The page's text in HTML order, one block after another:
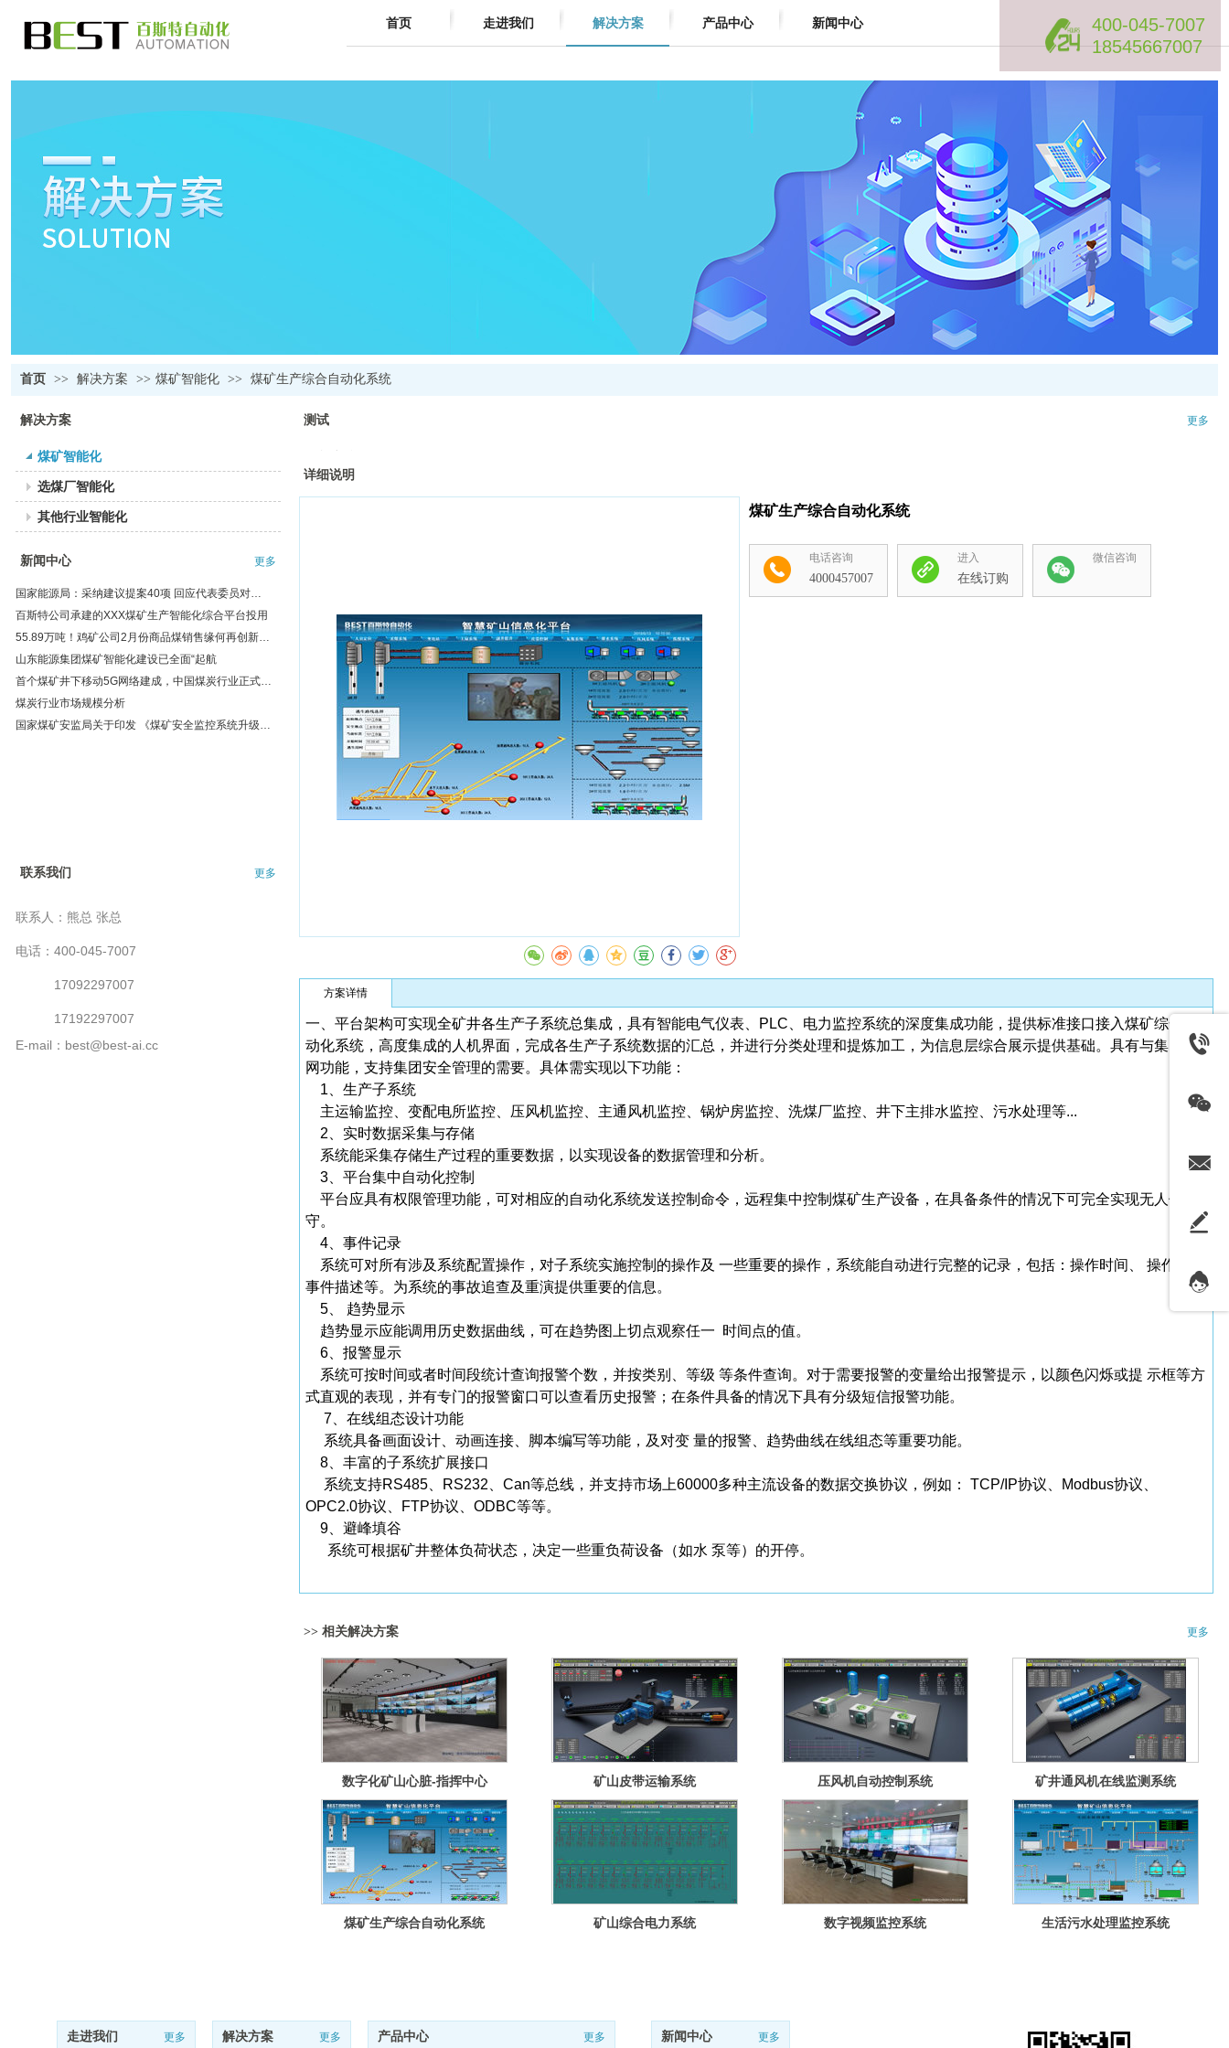
400-045-7007
18545667007
首页 走进我们 解决方案 产品中心 新闻中心
首页 >> 解决方案 >> 煤矿智能化 >> 煤矿生产综合自动化系统
解决方案
煤矿智能化
选煤厂智能化
其他行业智能化
新闻中心 更多
国家能源局：采纳建议提案40项 回应代表委员对能源发展关切
百斯特公司承建的XXX煤矿生产智能化综合平台投用
55.89万吨！鸡矿公司2月份商品煤销售缘何再创新高？
山东能源集团煤矿智能化建设已全面“起航
首个煤矿井下移动5G网络建成，中国煤炭行业正式踏进5G时代！
煤炭行业市场规模分析
国家煤矿安监局关于印发 《煤矿安全监控系统升级改造技术方案》的通知
联系我们 更多
联系人：熊总 张总
电话：400-045-7007
17092297007
17192297007
E-mail：best@best-ai.cc
测试 更多
详细说明
煤矿生产综合自动化系统
电话咨询
4000457007
进入
在线订购
微信咨询
方案详情
一、平台架构可实现全矿井各生产子系统总集成，具有智能电气仪表、PLC、电力监控系统的深度集成功能，提供标准接口接入煤矿综合自
动化系统，高度集成的人机界面，完成各生产子系统数据的汇总，并进行分类处理和提炼加工，为信息层综合展示提供基础。具有与集团联
网功能，支持集团安全管理的需要。具体需实现以下功能：
1、生产子系统
主运输监控、变配电所监控、压风机监控、主通风机监控、锅炉房监控、洗煤厂监控、井下主排水监控、污水处理等...
2、实时数据采集与存储
系统能采集存储生产过程的重要数据，以实现设备的数据管理和分析。
3、平台集中自动化控制
平台应具有权限管理功能，可对相应的自动化系统发送控制命令，远程集中控制煤矿生产设备，在具备条件的情况下可完全实现无人值
守。
4、事件记录
系统可对所有涉及系统配置操作，对子系统实施控制的操作及 一些重要的操作，系统能自动进行完整的记录，包括：操作时间、 操作者、
事件描述等。为系统的事故追查及重演提供重要的信息。
5、 趋势显示
趋势显示应能调用历史数据曲线，可在趋势图上切点观察任一 时间点的值。
6、报警显示
系统可按时间或者时间段统计查询报警个数，并按类别、等级 等条件查询。对于需要报警的变量给出报警提示，以颜色闪烁或提 示框等方
式直观的表现，并有专门的报警窗口可以查看历史报警；在条件具备的情况下具有分级短信报警功能。
7、在线组态设计功能
系统具备画面设计、动画连接、脚本编写等功能，及对变 量的报警、趋势曲线在线组态等重要功能。
8、丰富的子系统扩展接口
系统支持RS485、RS232、Can等总线，并支持市场上60000多种主流设备的数据交换协议，例如： TCP/IP协议、Modbus协议、
OPC2.0协议、FTP协议、ODBC等等。
9、避峰填谷
系统可根据矿井整体负荷状态，决定一些重负荷设备（如水 泵等）的开停。
>> 相关解决方案 更多
数字化矿山心脏-指挥中心 矿山皮带运输系统 压风机自动控制系统 矿井通风机在线监测系统
煤矿生产综合自动化系统 矿山综合电力系统 数字视频监控系统 生活污水处理监控系统
走进我们 更多 产品中心 更多
解决方案 更多 新闻中心 更多